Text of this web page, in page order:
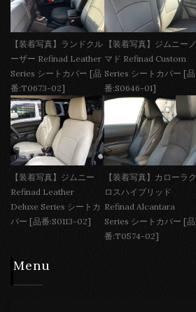
【装着写真】ランドクル
ーザー Refinad Leather
Series シートカバー [品
番:T0673-02]
【装着写真】ジムニーノ
マド Refinad Custom
Series シートカバー [品
番:S0646-01]
【装着写真】ジムニー
Refinad Leather
Deluxe Series シートカ
バー [品番:S0113-02]
【装着写真】カローラク
ロスハイブリッド
Refinad Alcantara
Series シートカバー [品
番:T0574-02]
Menu